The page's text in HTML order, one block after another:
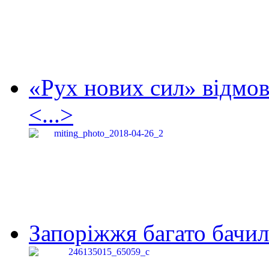
«Рух нових сил»
<...>
Запоріжжя багато